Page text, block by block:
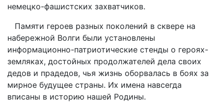
немецко-фашистских захватчиков.
Памяти героев разных поколений в сквере на
набережной Волги были установлены
информационно-патриотические стенды о героях-
земляках, достойных продолжателей дела своих
дедов и прадедов, чья жизнь оборвалась в боях за
мирное будущее страны. Их имена навсегда
вписаны в историю нашей Родины.